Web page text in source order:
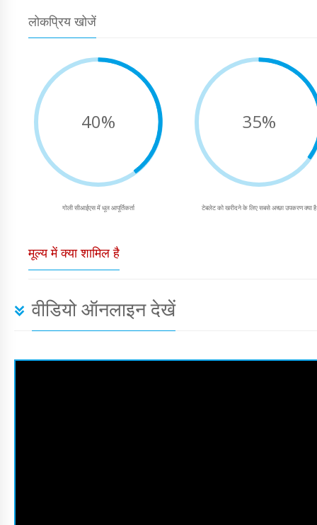
लोकप्रिय खोजें
40%
गोली सीआईएस में धूल आपूर्तिकर्ता
35%
टेबलेट को खरीदने के लिए सबसे अच्छा उपकरण क्या है
मूल्य में क्या शामिल है
वीडियो ऑनलाइन देखें